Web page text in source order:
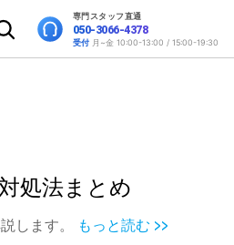
Recoverit
サポート
データ復元 Dr.Fone Air
オンラインツールでのスマ
操作ガイド
位置情報変更
専門スタッフ直通
050-3066-4378
受付 月~金 10:00-13:00 / 15:00-19:30
処法まとめ
します。 もっと読む >>